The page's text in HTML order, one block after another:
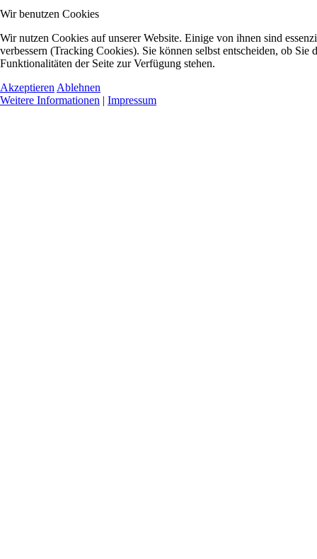
Wir benutzen Cookies
Wir nutzen Cookies auf unserer Website. Einige von ihnen sind
verbessern (Tracking Cookies). Sie können selbst entscheiden, ob
Funktionalitäten der Seite zur Verfügung stehen.
Akzeptieren Ablehnen
Weitere Informationen | Impressum